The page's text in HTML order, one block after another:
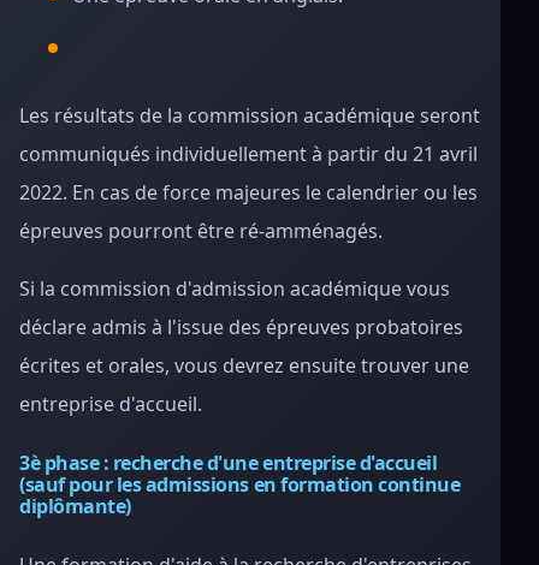
Les résultats de la commission académique seront
communiqués individuellement à partir du 21 avril
2022. En cas de force majeures le calendrier ou les
épreuves pourront être ré-amménagés.
Si la commission d'admission académique vous
déclare admis à l'issue des épreuves probatoires
écrites et orales, vous devrez ensuite trouver une
entreprise d'accueil.
3è phase : recherche d'une entreprise d'accueil
(sauf pour les admissions en formation continue
diplômante)